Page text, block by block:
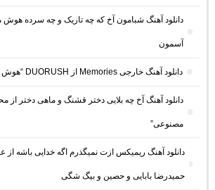
دانلود آهنگ شبامون آخ که چه تاریک و چه سرده هوش
آسمون
دانلود آهنگ خارجی Memories از DUORUSH “هوش مصنوعی ترند اینستا”
دانلود آهنگ آخ چه بلایی دختر قشنگ و ماهی دختر
مصنوعی”
دانلود آهنگ ریمیکس ازت نمیگذرم اگه خدایی باشه از
حمیدرضا بابایی و حصین و بیگ شگی